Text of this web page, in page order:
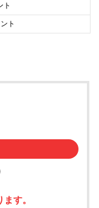
ト
ト
す。